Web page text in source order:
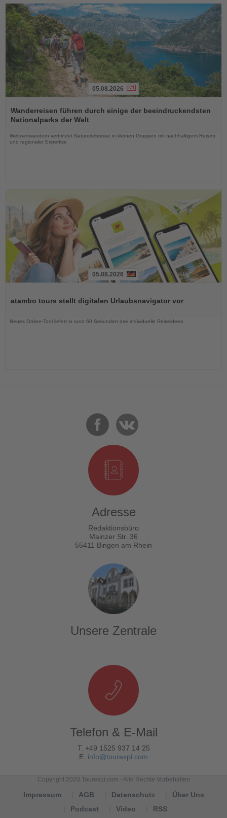
Sie
die
Nachrichten
05.08.2026
Wanderreisen führen durch einige der beeindruckendsten
Nationalparks der Welt
Weltweitwandern verbindet Naturerlebnisse in kleinen Gruppen mit nachhaltigem Reisen
und regionaler Expertise
die
05.08.2026
atambo tours stellt digitalen Urlaubsnavigator vor
Neues Online-Tool liefert in rund 60 Sekunden drei individuelle Reiseideen
Adresse
Redaktionsbüro
Mainzer Str. 36
55411 Bingen am Rhein
Unsere Zentrale
Telefon & E-Mail
T. +49 1525 937 14 25
E. info@tourexpi.com
Copyright 2020 Tourexpi.com - Alle Rechte Vorbehalten
Impressum AGB Datenschutz
Über Uns
Podcast
Video RSS